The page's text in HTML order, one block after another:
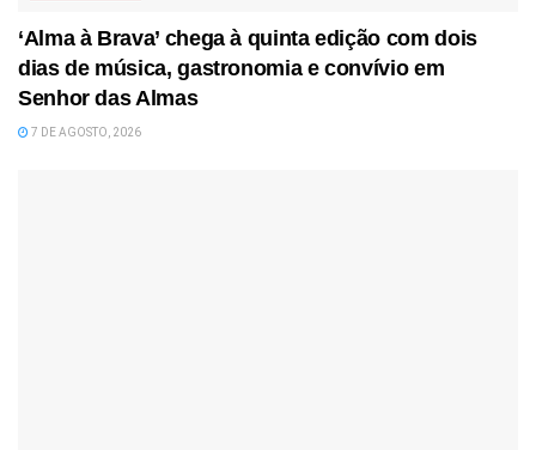
‘Alma à Brava’ chega à quinta edição com dois
dias de música, gastronomia e convívio em
Senhor das Almas
7 DE AGOSTO, 2026